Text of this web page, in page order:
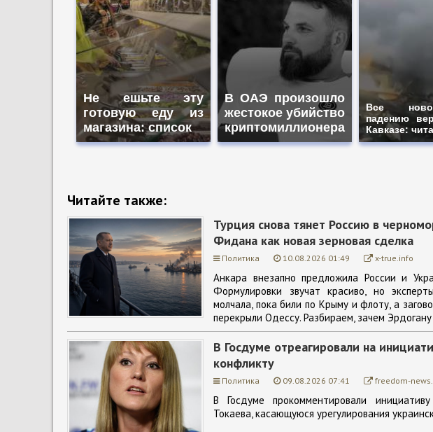
Не ешьте эту
готовую еду из
магазина: список
В ОАЭ произошло
жестокое убийство
криптомиллионера
Все
падению
Кавказе:
Читайте также:
Турция снова тянет Россию в
Фидана как новая зерновая сделка
Политика 10.08.2026 01:49 x-true.info
Анкара внезапно предложила России и
Формулировки звучат красиво, но
молчала, пока били по Крыму и флоту, а
перекрыли Одессу. Разбираем, зачем
В Госдуме отреагировали на
конфликту
Политика 09.08.2026 07:41 freedom-
В Госдуме прокомментировали
Токаева, касающуюся урегулирования